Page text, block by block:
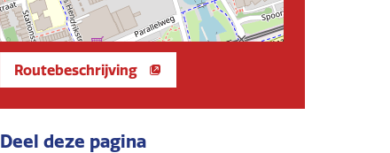
Routebeschrijving
Deel deze pagina